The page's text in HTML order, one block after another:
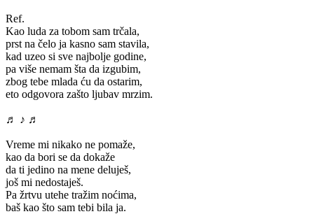
Ref.
Kao luda za tobom sam trčala,
prst na čelo ja kasno sam stavila,
kad uzeo si sve najbolje godine,
pa više nemam šta da izgubim,
zbog tebe mlada ću da ostarim,
eto odgovora zašto ljubav mrzim.
♬ ♪ ♬
Vreme mi nikako ne pomaže,
kao da bori se da dokaže
da ti jedino na mene deluješ,
još mi nedostaješ.
Pa žrtvu utehe tražim noćima,
baš kao što sam tebi bila ja.